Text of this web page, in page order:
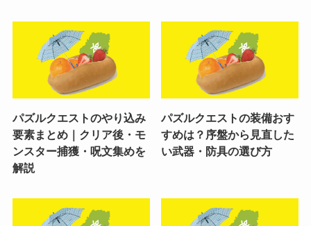
パズルクエストのやり込み
要素まとめ｜クリア後・モ
ンスター捕獲・呪文集めを
解説
パズルクエストの装備おす
すめは？序盤から見直した
い武器・防具の選び方